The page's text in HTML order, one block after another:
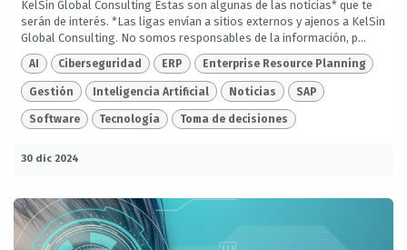
KelSin Global Consulting Estas son algunas de las noticias* que te
serán de interés. *Las ligas envían a sitios externos y ajenos a KelSin
Global Consulting. No somos responsables de la información, p...
AI Ciberseguridad ERP Enterprise Resource Planning
Gestión Inteligencia Artificial Noticias SAP
Software Tecnología Toma de decisiones
30 dic 2024